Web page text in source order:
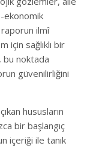
ekonomik
ilmî
için sağlıklı bir
bu noktada
güvenilirliğini
hususların
bir başlangıç
içeriği ile tanık